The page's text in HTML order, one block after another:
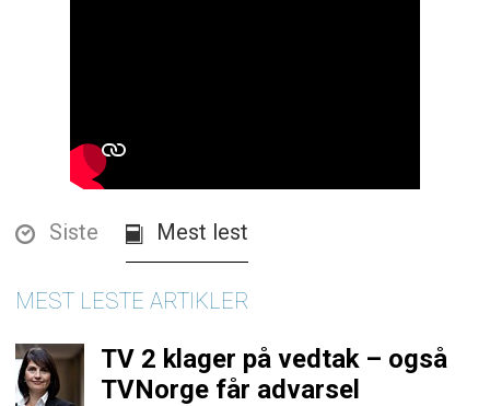
Siste Mest lest
MEST LESTE ARTIKLER
TV 2 klager på vedtak – også
TVNorge får advarsel